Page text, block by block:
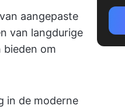
aangepaste
van langdurige
bieden om
in de moderne